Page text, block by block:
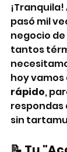
¡Tranquila!
pasó mil
negocio
tantos
hoy
rápido,
respondas
sin